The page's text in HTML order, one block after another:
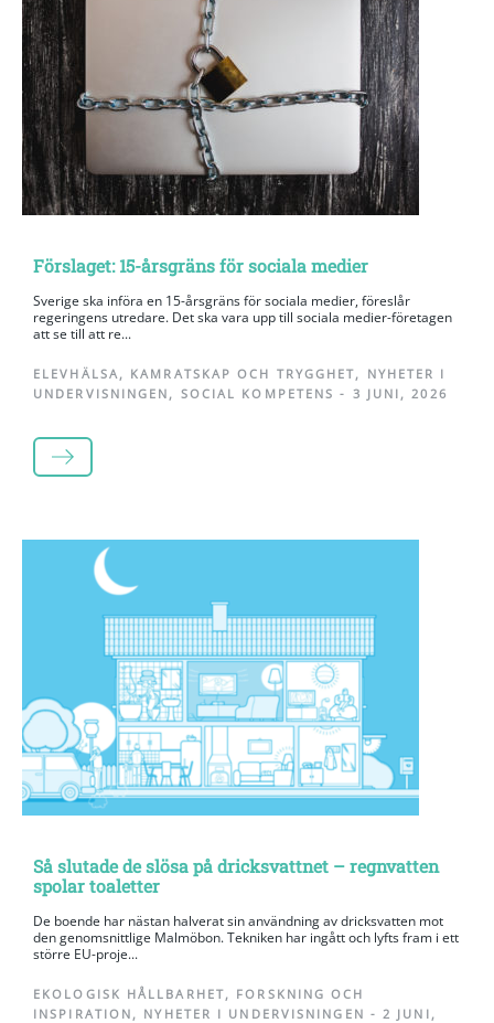
Förslaget: 15-årsgräns för sociala medier
Sverige ska införa en 15-årsgräns för sociala medier, föreslår
regeringens utredare. Det ska vara upp till sociala medier-företagen
att se till att re...
ELEVHÄLSA , KAMRATSKAP OCH TRYGGHET, NYHETER I
UNDERVISNINGEN , SOCIAL KOMPETENS - 3 JUNI, 2026
LÄS MER
Så slutade de slösa på dricksvattnet – regnvatten
spolar toaletter
De boende har nästan halverat sin användning av dricksvatten mot
den genomsnittlige Malmöbon. Tekniken har ingått och lyfts fram i ett
större EU-proje...
EKOLOGISK HÅLLBARHET, FORSKNING OCH
INSPIRATION , NYHETER I UNDERVISNINGEN - 2 JUNI,